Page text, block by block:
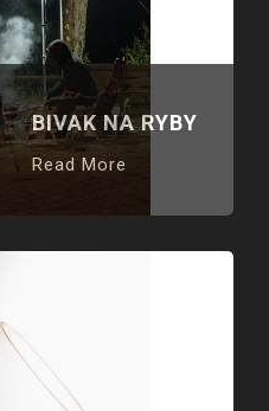
BIVAK NA RYBY
Read More